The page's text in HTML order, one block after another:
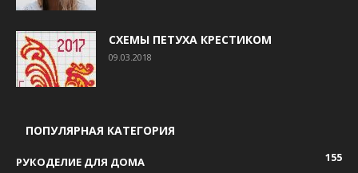
СХЕМЫ ПЕТУХА КРЕСТИКОМ
09.03.2018
ПОПУЛЯРНАЯ КАТЕГОРИЯ
РУКОДЕЛИЕ ДЛЯ ДОМА
155